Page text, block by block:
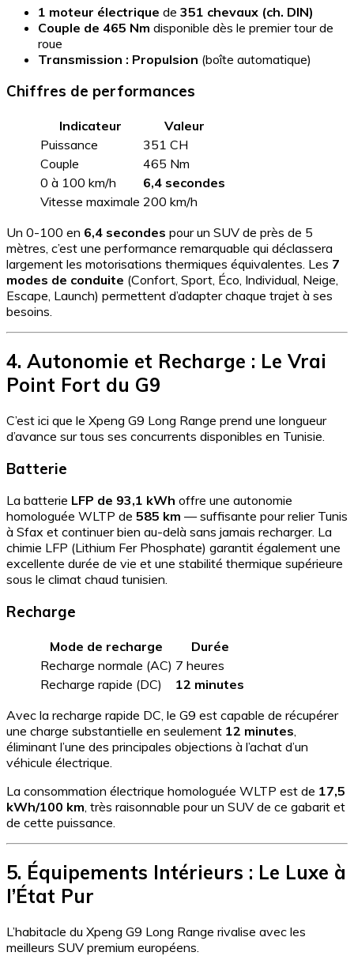
1 moteur électrique de 351 chevaux (ch. DIN)
Couple de 465 Nm disponible dès le premier tour de
roue
Transmission : Propulsion (boîte automatique)
Chiffres de performances
Indicateur
Valeur
Puissance
351 CH
Couple
465 Nm
0 à 100 km/h
6,4 secondes
Vitesse maximale 200 km/h
Un 0-100 en 6,4 secondes pour un SUV de près de 5
mètres, c’est une performance remarquable qui déclassera
largement les motorisations thermiques équivalentes. Les 7
modes de conduite (Confort, Sport, Éco, Individual, Neige,
Escape, Launch) permettent d’adapter chaque trajet à ses
besoins.
4. Autonomie et Recharge : Le Vrai
Point Fort du G9
C’est ici que le Xpeng G9 Long Range prend une longueur
d’avance sur tous ses concurrents disponibles en Tunisie.
Batterie
La batterie LFP de 93,1 kWh offre une autonomie
homologuée WLTP de 585 km — suffisante pour relier Tunis
à Sfax et continuer bien au-delà sans jamais recharger. La
chimie LFP (Lithium Fer Phosphate) garantit également une
excellente durée de vie et une stabilité thermique supérieure
sous le climat chaud tunisien.
Recharge
Mode de recharge
Durée
Recharge normale (AC) 7 heures
Recharge rapide (DC)
12 minutes
Avec la recharge rapide DC, le G9 est capable de récupérer
une charge substantielle en seulement 12 minutes
éliminant l’une des principales objections à l’achat d’un
véhicule électrique.
La consommation électrique homologuée WLTP est de 17,5
kWh/100 km , très raisonnable pour un SUV de ce gabarit et
de cette puissance.
5. Équipements Intérieurs : Le Luxe à
l’État Pur
L’habitacle du Xpeng G9 Long Range rivalise avec les
meilleurs SUV premium européens.